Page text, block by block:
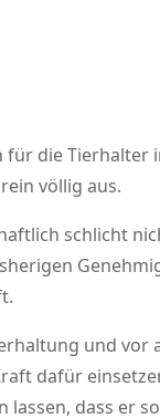
die Tierhalter
völlig aus.
schlicht
und vor
dafür
dass er